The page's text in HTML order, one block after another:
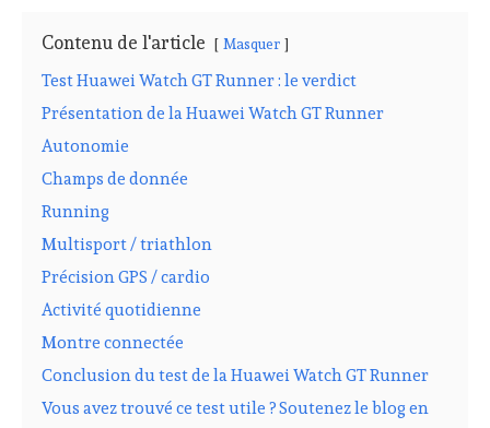
Contenu de l'article Masquer
Test Huawei Watch GT Runner : le verdict
Présentation de la Huawei Watch GT Runner
Autonomie
Champs de donnée
Running
Multisport / triathlon
Précision GPS / cardio
Activité quotidienne
Montre connectée
Conclusion du test de la Huawei Watch GT Runner
Vous avez trouvé ce test utile ? Soutenez le blog en